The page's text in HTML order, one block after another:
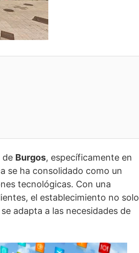
de Burgos, específicamente en
se ha consolidado como un
tecnológicas. Con una
el establecimiento no solo
adapta a las necesidades de